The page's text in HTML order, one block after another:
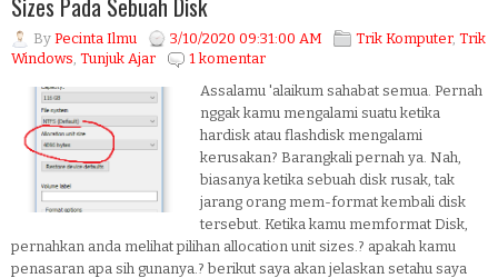
Sizes Pada Sebuah Disk
By Pecinta Ilmu 3/10/2020 09:31:00 AM Trik Komputer, Trik
Windows, Tunjuk Ajar
1 komentar
Assalamu 'alaikum sahabat semua. Pernah
nggak kamu mengalami suatu ketika
hardisk atau flashdisk mengalami
kerusakan? Barangkali pernah ya. Nah,
biasanya ketika sebuah disk rusak, tak
jarang orang mem-format kembali disk
tersebut. Ketika kamu memformat Disk,
pernahkan anda melihat pilihan allocation unit sizes.? apakah kamu
penasaran apa sih gunanya.? berikut saya akan jelaskan setahu saya